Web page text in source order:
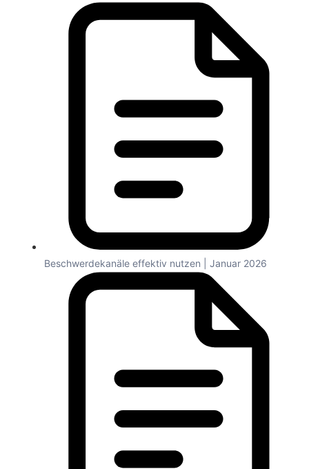
Beschwerdekanäle effektiv nutzen | Januar 2026